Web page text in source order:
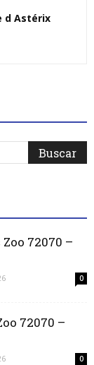
d Astérix
72070 –
0
72070 –
0